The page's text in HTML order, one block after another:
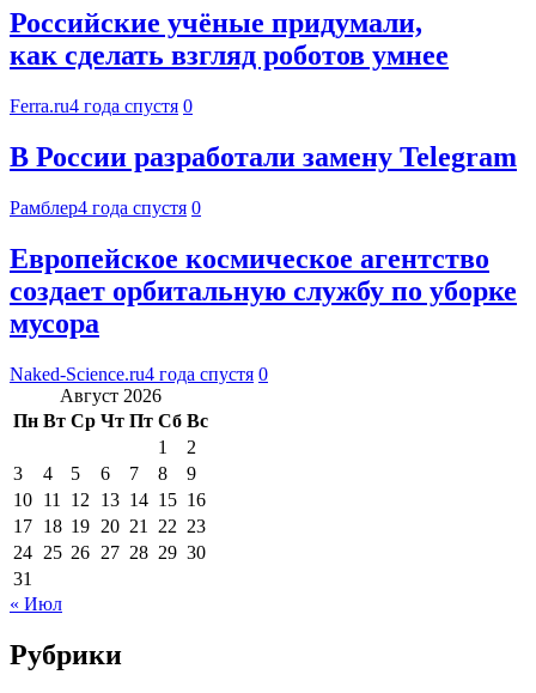
Российские учёные придумали,
как сделать взгляд роботов умнее
Ferra.ru4 года спустя 0
В России разработали замену Telegram
Рамблер4 года спустя 0
Европейское космическое агентство
создает орбитальную службу по уборке
мусора
Naked-Science.ru4 года спустя 0
Август 2026
Пн Вт Ср Чт Пт Сб Вс
1
2
3
4 5 6 7 8
9
10 11 12 13 14 15 16
17 18 19 20 21 22 23
24 25 26 27 28 29 30
31
« Июл
Рубрики